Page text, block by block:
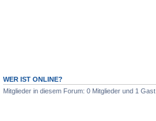
WER IST ONLINE?
Mitglieder in diesem Forum: 0 Mitglieder und 1 Gast